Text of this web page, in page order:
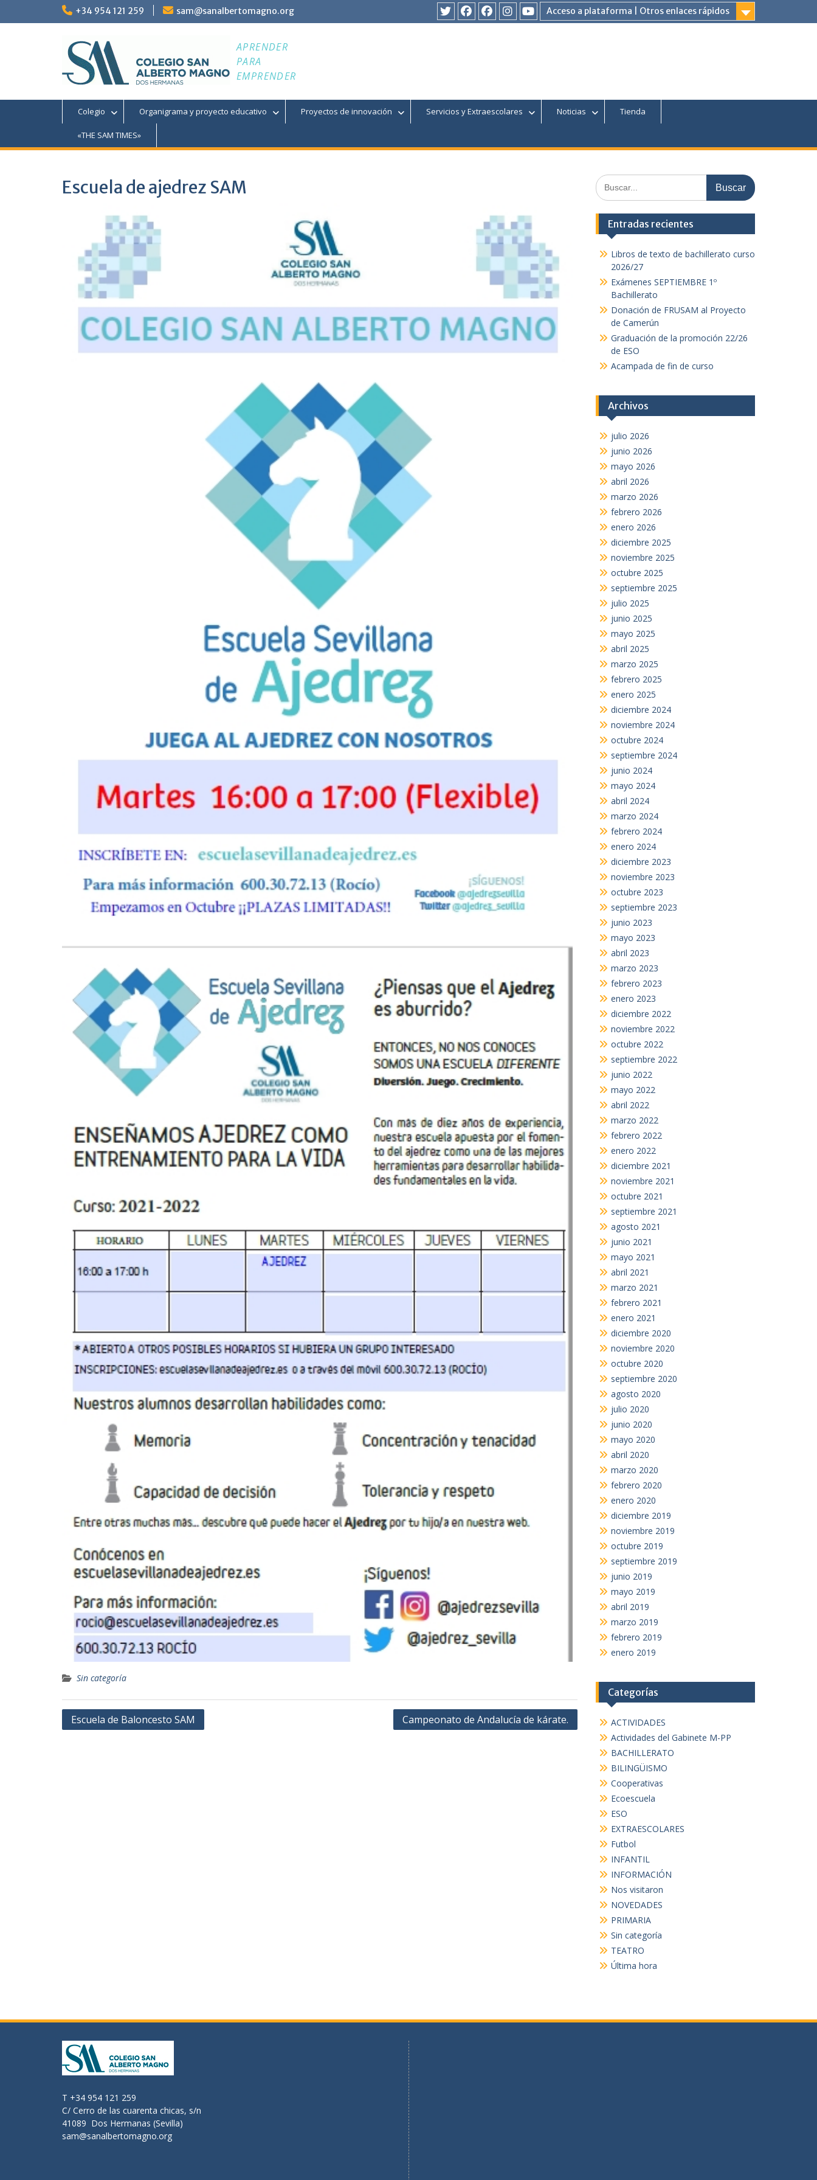
+34 954 121 259 sam@sanalbertomagno.org
Acceso a plataforma | Otros enlaces rápidos
TwitterFacebookFacebookInstagram
YouTube
APRENDER
PARA
EMPRENDER
Colegio Organigrama y proyecto educativo Proyectos de innovación Servicios y Extraescolares Noticias Tienda
«THE SAM TIMES»
Escuela de ajedrez SAM
Sin categoría
Navegación
Escuela de Baloncesto SAM Campeonato de Andalucía de kárate.
Buscar:
Entradas recientes
Libros de texto de bachillerato curso
2026/27
Exámenes SEPTIEMBRE 1º
Bachillerato
Donación de FRUSAM al Proyecto
de Camerún
Graduación de la promoción 22/26
de ESO
Acampada de fin de curso
Archivos
julio 2026
junio 2026
mayo 2026
abril 2026
marzo 2026
febrero 2026
enero 2026
diciembre 2025
noviembre 2025
octubre 2025
septiembre 2025
julio 2025
junio 2025
mayo 2025
abril 2025
marzo 2025
febrero 2025
enero 2025
diciembre 2024
noviembre 2024
octubre 2024
septiembre 2024
junio 2024
mayo 2024
abril 2024
marzo 2024
febrero 2024
enero 2024
diciembre 2023
noviembre 2023
octubre 2023
septiembre 2023
junio 2023
mayo 2023
abril 2023
marzo 2023
febrero 2023
enero 2023
diciembre 2022
noviembre 2022
octubre 2022
septiembre 2022
junio 2022
mayo 2022
abril 2022
marzo 2022
febrero 2022
enero 2022
diciembre 2021
noviembre 2021
octubre 2021
septiembre 2021
agosto 2021
junio 2021
mayo 2021
abril 2021
marzo 2021
febrero 2021
enero 2021
diciembre 2020
noviembre 2020
octubre 2020
septiembre 2020
agosto 2020
julio 2020
junio 2020
mayo 2020
abril 2020
marzo 2020
febrero 2020
enero 2020
diciembre 2019
noviembre 2019
octubre 2019
septiembre 2019
junio 2019
mayo 2019
abril 2019
marzo 2019
febrero 2019
enero 2019
Categorías
ACTIVIDADES
Actividades del Gabinete M-PP
BACHILLERATO
BILINGÜISMO
Cooperativas
Ecoescuela
ESO
EXTRAESCOLARES
Futbol
INFANTIL
INFORMACIÓN
Nos visitaron
NOVEDADES
PRIMARIA
Sin categoría
TEATRO
Última hora
T +34 954 121 259
C/ Cerro de las cuarenta chicas, s/n
41089 Dos Hermanas (Sevilla)
sam@sanalbertomagno.org